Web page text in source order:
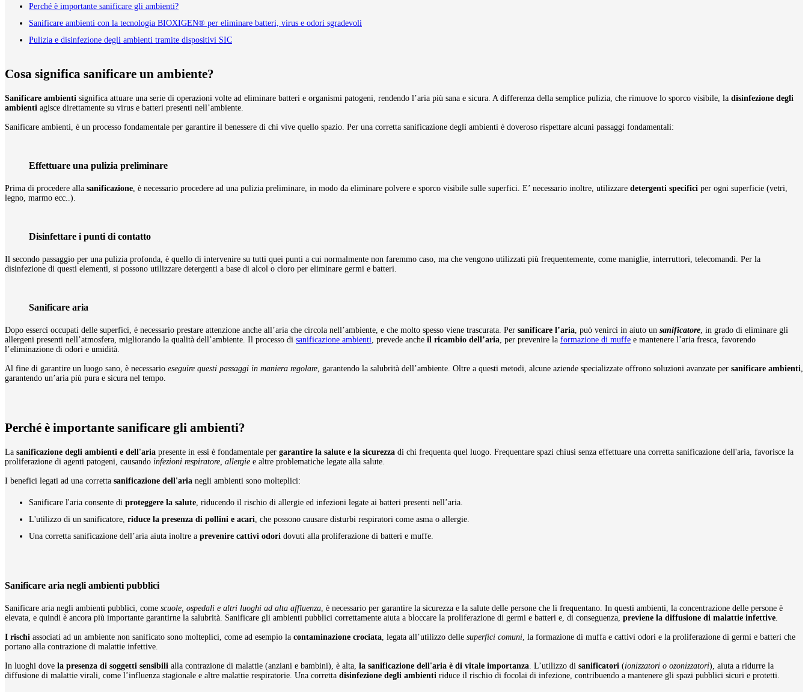
Perché è importante sanificare gli ambienti?
Sanificare ambienti con la tecnologia BIOXIGEN® per eliminare batteri, virus e odori sgradevoli
Pulizia e disinfezione degli ambienti tramite dispositivi SIC
Cosa significa sanificare un ambiente?
Sanificare ambienti significa attuare una serie di operazioni volte ad eliminare batteri e organismi patogeni, rendendo l’aria più sana e sicura. A differenza della semplice pulizia, che rimuove lo sporco visibile, la disinfezione degli
ambienti agisce direttamente su virus e batteri presenti nell’ambiente.
Sanificare ambienti, è un processo fondamentale per garantire il benessere di chi vive quello spazio. Per una corretta sanificazione degli ambienti è doveroso rispettare alcuni passaggi fondamentali:
Effettuare una pulizia preliminare
Prima di procedere alla sanificazione, è necessario procedere ad una pulizia preliminare, in modo da eliminare polvere e sporco visibile sulle superfici. E’ necessario inoltre, utilizzare detergenti specifici per ogni superficie (vetri,
legno, marmo ecc..).
Disinfettare i punti di contatto
Il secondo passaggio per una pulizia profonda, è quello di intervenire su tutti quei punti a cui normalmente non faremmo caso, ma che vengono utilizzati più frequentemente, come maniglie, interruttori, telecomandi. Per la
disinfezione di questi elementi, si possono utilizzare detergenti a base di alcol o cloro per eliminare germi e batteri.
Sanificare aria
Dopo esserci occupati delle superfici, è necessario prestare attenzione anche all’aria che circola nell’ambiente, e che molto spesso viene trascurata. Per sanificare l’aria, può venirci in aiuto un sanificatore, in grado di eliminare gli
allergeni presenti nell’atmosfera, migliorando la qualità dell’ambiente. Il processo di sanificazione ambienti, prevede anche il ricambio dell’aria, per prevenire la formazione di muffe e mantenere l’aria fresca, favorendo
l’eliminazione di odori e umidità.
Al fine di garantire un luogo sano, è necessario eseguire questi passaggi in maniera regolare, garantendo la salubrità dell’ambiente. Oltre a questi metodi, alcune aziende specializzate offrono soluzioni avanzate per sanificare ambienti,
garantendo un’aria più pura e sicura nel tempo.
Perché è importante sanificare gli ambienti?
La sanificazione degli ambienti e dell'aria presente in essi è fondamentale per garantire la salute e la sicurezza di chi frequenta quel luogo. Frequentare spazi chiusi senza effettuare una corretta sanificazione dell'aria, favorisce la
proliferazione di agenti patogeni, causando infezioni respiratore, allergie e altre problematiche legate alla salute.
I benefici legati ad una corretta sanificazione dell'aria negli ambienti sono molteplici:
Sanificare l'aria consente di proteggere la salute, riducendo il rischio di allergie ed infezioni legate ai batteri presenti nell’aria.
L'utilizzo di un sanificatore, riduce la presenza di pollini e acari, che possono causare disturbi respiratori come asma o allergie.
Una corretta sanificazione dell’aria aiuta inoltre a prevenire cattivi odori dovuti alla proliferazione di batteri e muffe.
Sanificare aria negli ambienti pubblici
Sanificare aria negli ambienti pubblici, come scuole, ospedali e altri luoghi ad alta affluenza, è necessario per garantire la sicurezza e la salute delle persone che li frequentano. In questi ambienti, la concentrazione delle persone è
elevata, e quindi è ancora più importante garantirne la salubrità. Sanificare gli ambienti pubblici correttamente aiuta a bloccare la proliferazione di germi e batteri e, di conseguenza, previene la diffusione di malattie infettive.
I rischi associati ad un ambiente non sanificato sono molteplici, come ad esempio la contaminazione crociata, legata all’utilizzo delle superfici comuni, la formazione di muffa e cattivi odori e la proliferazione di germi e batteri che
portano alla contrazione di malattie infettive.
In luoghi dove la presenza di soggetti sensibili alla contrazione di malattie (anziani e bambini), è alta, la sanificazione dell'aria è di vitale importanza. L’utilizzo di sanificatori (ionizzatori o ozonizzatori), aiuta a ridurre la
diffusione di malattie virali, come l’influenza stagionale e altre malattie respiratorie. Una corretta disinfezione degli ambienti riduce il rischio di focolai di infezione, contribuendo a mantenere gli spazi pubblici sicuri e protetti.